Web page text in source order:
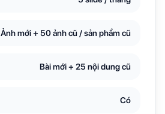
Ảnh mới + 50 ảnh cũ / sản phẩm cũ
Bài mới + 25 nội dung cũ
Có